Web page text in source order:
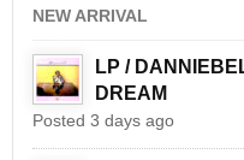
NEW ARRIVAL
LP /
DREAM
Posted 3 days ago